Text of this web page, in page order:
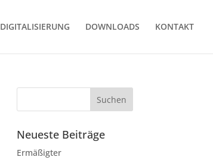
DIGITALISIERUNG DOWNLOADS KONTAKT
Neueste Beiträge
Ermäßigter